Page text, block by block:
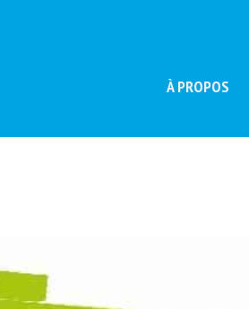
À PROPOS